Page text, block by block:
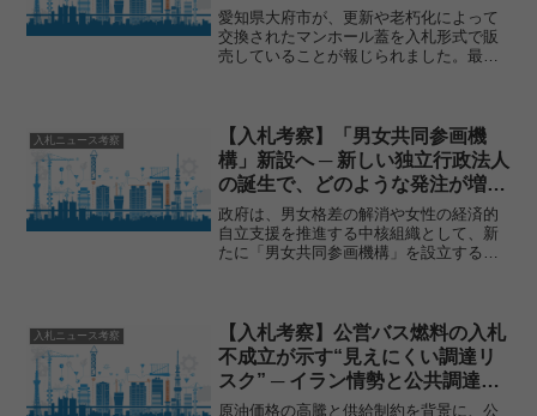
は
愛知県大府市が、更新や老朽化によって
交換されたマンホール蓋を入札形式で販
売していることが報じられました。最低
ますが、公共資産の扱...
入札ニュース考察
【入札考察】「男女共同参画機
構」新設へ ─ 新しい独立行政法人
の誕生で、どのような発注が増え
るのか
政府は、男女格差の解消や女性の経済的
自立支援を推進する中核組織として、新
たに「男女共同参画機構」を設立する法
的に始動する予定です...
入札ニュース考察
【入札考察】公営バス燃料の入札
不成立が示す“見えにくい調達リ
スク” ─ イラン情勢と公共調達の
直結構造とは
原油価格の高騰と供給制約を背景に、公